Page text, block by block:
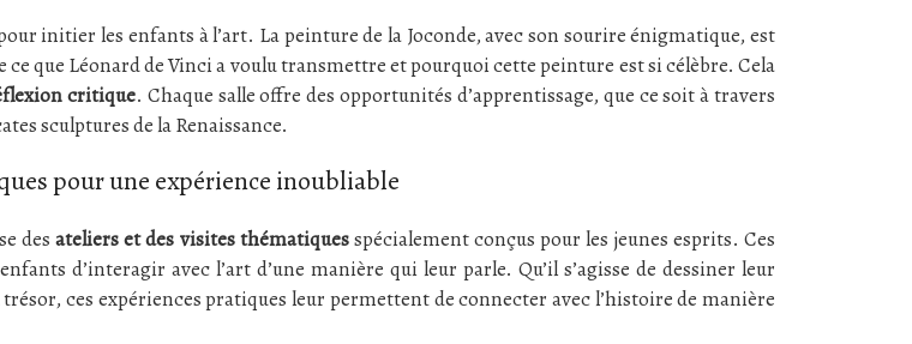
initier les enfants à l’art. La peinture de la Joconde, avec son sourire énigmatique, est
que Léonard de Vinci a voulu transmettre et pourquoi cette peinture est si célèbre. Cela
critique. Chaque salle offre des opportunités d’apprentissage, que ce soit à travers
sculptures de la Renaissance.
pour une expérience inoubliable
des ateliers et des visites thématiquesspécialement conçus pour les jeunes esprits. Ces
d’interagir avec l’art d’une manière qui leur parle. Qu’il s’agisse de dessiner leur
ces expériences pratiques leur permettent de connecter avec l’histoire de manière